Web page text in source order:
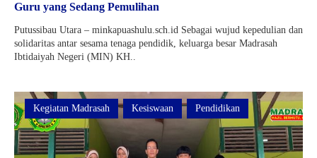
Guru yang Sedang Pemulihan
Putussibau Utara – minkapuashulu.sch.id Sebagai wujud kepedulian dan
solidaritas antar sesama tenaga pendidik, keluarga besar Madrasah
Ibtidaiyah Negeri (MIN) KH..
Kegiatan Madrasah Kesiswaan Pendidikan